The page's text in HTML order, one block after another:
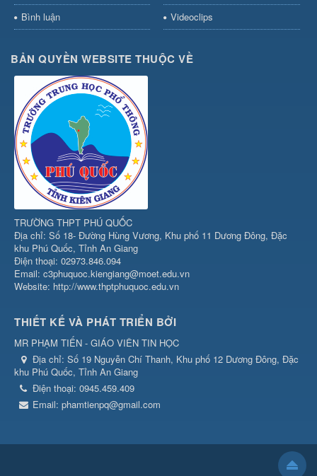
Bình luận
Videoclips
BẢN QUYỀN WEBSITE THUỘC VỀ
TRƯỜNG THPT PHÚ QUỐC
Địa chỉ: Số 18- Đường Hùng Vương, Khu phố 11 Dương Đông, Đặc
khu Phú Quốc, Tỉnh An Giang
Điện thoại: 02973.846.094
Email: c3phuquoc.kiengiang@moet.edu.vn
Website: http://www.thptphuquoc.edu.vn
THIẾT KẾ VÀ PHÁT TRIỂN BỞI
MR PHẠM TIẾN - GIÁO VIÊN TIN HỌC
Địa chỉ: Số 19 Nguyễn Chí Thanh, Khu phố 12 Dương Đông, Đặc
khu Phú Quốc, Tỉnh An Giang
Điện thoại: 0945.459.409
Email: phamtienpq@gmail.com